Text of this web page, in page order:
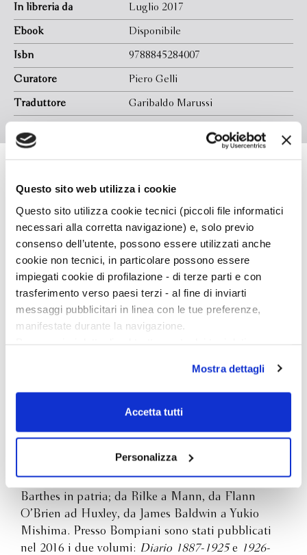
Questo sito web utilizza i cookie
Questo sito utilizza cookie tecnici (piccoli file informatici
necessari alla corretta navigazione) e, solo previo
consenso dell’utente, possono essere utilizzati anche
cookie non tecnici, in particolare possono essere
impiegati cookie di profilazione - di terze parti e con
trasferimento verso paesi terzi - al fine di inviarti
messaggi pubblicitari in linea con le tue preferenze,
manifestate durante la navigazione.
scelte privacy sui cookie, ti invitiamo a prendere visione
dell’informativa cookie.
Chiudendo il banner tramite la “X” prosegui la
dei soli cookie tecnici. Selezionando “Accetta tutti” presti
il tuo consenso alla profilazione che potrai revocare in
ogni momentoRevoca
Mostra dettagli
Accetta tutti
Personalizza
Titolo originale: ''Si le grain ne meurt'' (1924).
In libreria da Luglio 2017
Ebook Disponibile
Isbn 9788845284007
Curatore Piero Gelli
Traduttore Garibaldo Marussi
André Gide
André Gide (1869-1951) è stato uno degli scrittori
più influenti del primo Novecento europeo, forse
l’ultimo rappresentante di un’idea di scrittura
tersa, armoniosa, cartesianamente razionale.
Maestro di più generazioni, la sua influenza si è
estesa dalla cultura al costume, sia per l’incessante
ricerca di nuove forme letterarie sia per le sue
Centrali nella sua produzione letteraria sono i temi
del viaggio e della confessione, commisti di
ascendenza, per poi, magari, gidianamente
liberarsene: da Sartre a Malraux, da Camus a
Barthes in patria; da Rilke a Mann, da Flann
O’Brien ad Huxley, da James Baldwin a Yukio
Mishima. Presso Bompiani sono stati pubblicati
nel 2016 i due volumi: Diario 1887-1925e 1926-